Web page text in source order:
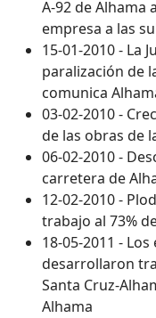
A-92 de Alhama
empresa a las
15-01-2010 - La
paralización de
comunica
03-02-2010 -
de las obras de
06-02-2010 -
carretera de
12-02-2010 -
trabajo al 73%
18-05-2011 -
desarrollaron
Santa Cruz-
Alhama